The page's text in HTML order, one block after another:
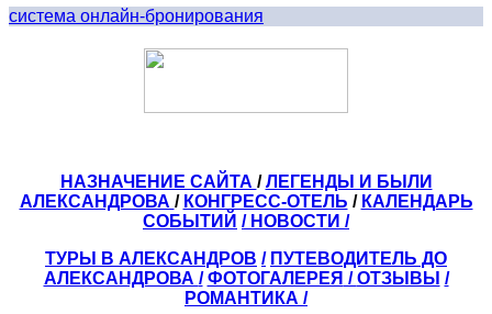
система онлайн-бронирования
НАЗНАЧЕНИЕ САЙТА /ЛЕГЕНДЫ И БЫЛИ
АЛЕКСАНДРОВА / КОНГРЕСС-ОТЕЛЬ / КАЛЕНДАРЬ
СОБЫТИЙ / НОВОСТИ /
ТУРЫ В АЛЕКСАНДРОВ / ПУТЕВОДИТЕЛЬ ДО
АЛЕКСАНДРОВА / ФОТОГАЛЕРЕЯ /ОТЗЫВЫ /
РОМАНТИКА /